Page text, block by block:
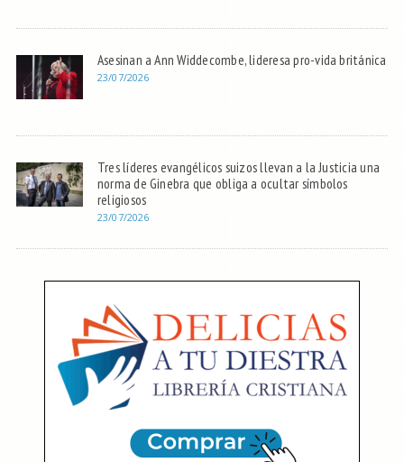
Asesinan a Ann Widdecombe, lideresa pro-vida británica
23/07/2026
Tres líderes evangélicos suizos llevan a la Justicia una
norma de Ginebra que obliga a ocultar símbolos
religiosos
23/07/2026